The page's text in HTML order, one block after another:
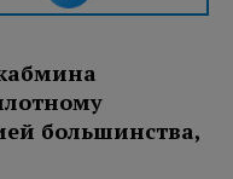
большинства,